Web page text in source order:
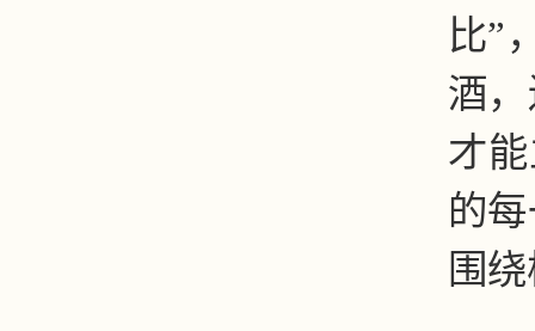
比”
酒
才
的
围